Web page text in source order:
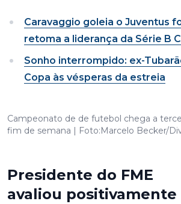
Caravaggio goleia o Juventus
retoma a liderança da Série B
Sonho interrompido: ex-
Copa às vésperas da estreia
Campeonato de de futebol chega a
fim de semana | Foto:Marcelo Becker/
Presidente do FME
avaliou positivamente